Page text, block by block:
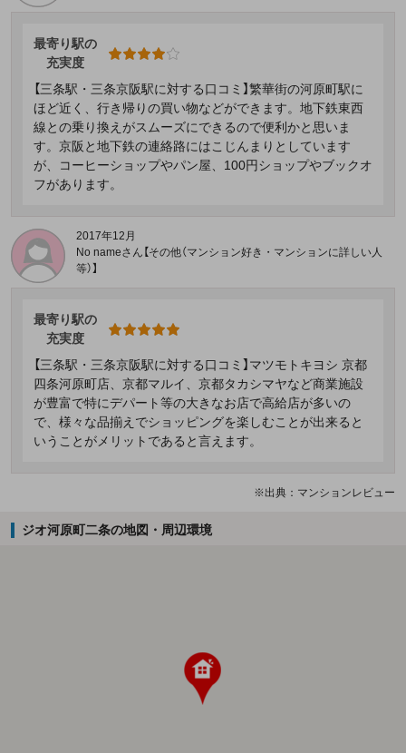
最寄り駅の
充実度
【三条駅・三条京阪駅に対する口コミ】繁華街の河原町駅に
ほど近く、行き帰りの買い物などができます。地下鉄東西
線との乗り換えがスムーズにできるので便利かと思いま
す。京阪と地下鉄の連絡路にはこじんまりとしています
が、コーヒーショップやパン屋、100円ショップやブックオ
フがあります。
2017年12月
No nameさん【その他（マンション好き・マンションに詳しい人
等）】
最寄り駅の
充実度
【三条駅・三条京阪駅に対する口コミ】マツモトキヨシ 京都
四条河原町店、京都マルイ、京都タカシマヤなど商業施設
が豊富で特にデパート等の大きなお店で高給店が多いの
で、様々な品揃えでショッピングを楽しむことが出来ると
いうことがメリットであると言えます。
※出典：マンションレビュー
ジオ河原町二条の地図・周辺環境